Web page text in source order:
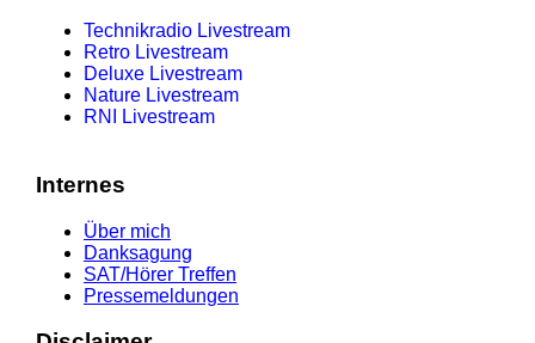
Technikradio Livestream
Retro Livestream
Deluxe Livestream
Nature Livestream
RNI Livestream
Internes
Über mich
Danksagung
SAT/Hörer Treffen
Pressemeldungen